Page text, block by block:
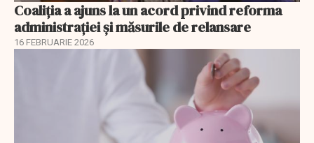
Coaliția a ajuns la un acord privind reforma
administrației și măsurile de relansare
16 FEBRUARIE 2026